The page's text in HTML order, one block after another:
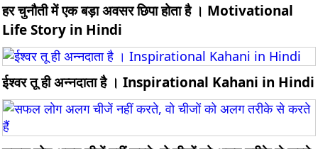
हर चुनौती में एक बड़ा अवसर छिपा होता है । Motivational
Life Story in Hindi
ईश्वर तू ही अन्नदाता है । Inspirational Kahani in Hindi